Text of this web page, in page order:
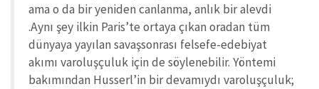
ama o da bir yeniden canlanma, anlık bir alevdi
.Aynı şey ilkin Paris’te ortaya çıkan oradan tüm
dünyaya yayılan savaşsonrası felsefe-edebiyat
akımı varoluşçuluk için de söylenebilir. Yöntemi
bakımından Husserl’in bir devamıydı varoluşçuluk;